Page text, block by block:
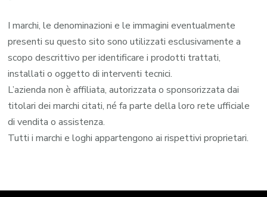
I marchi, le denominazioni e le immagini eventualmente
presenti su questo sito sono utilizzati esclusivamente a
scopo descrittivo per identificare i prodotti trattati,
installati o oggetto di interventi tecnici.
L’azienda non è affiliata, autorizzata o sponsorizzata dai
titolari dei marchi citati, né fa parte della loro rete ufficiale
di vendita o assistenza.
Tutti i marchi e loghi appartengono ai rispettivi proprietari.